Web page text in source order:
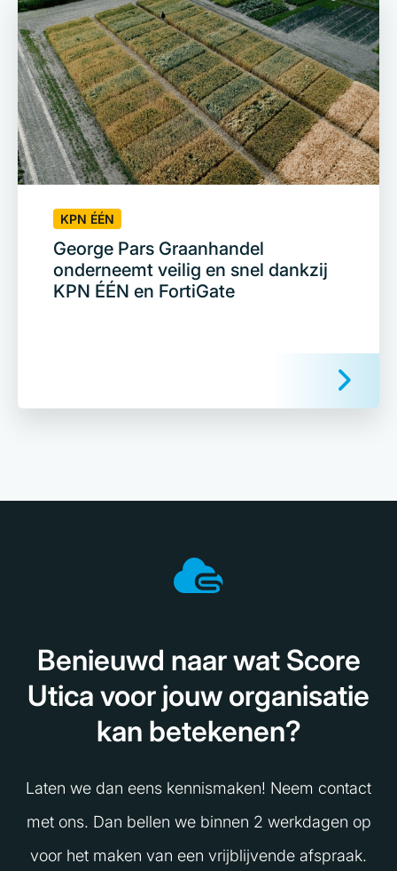
KPN ÉÉN
George Pars Graanhandel
onderneemt veilig en snel dankzij
KPN ÉÉN en FortiGate
Benieuwd naar wat Score
Utica voor jouw organisatie
kan betekenen?
Laten we dan eens kennismaken! Neem contact
met ons. Dan bellen we binnen 2 werkdagen op
voor het maken van een vrijblijvende afspraak.